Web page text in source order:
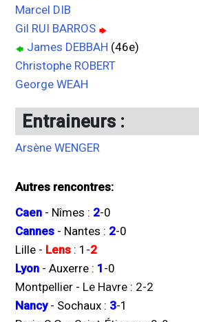
Marcel DIB
Gil RUI BARROS
James DEBBAH (46e)
Christophe ROBERT
George WEAH
Entraineurs :
Arsène WENGER
Autres rencontres:
Caen - Nîmes : 2-0
Cannes - Nantes : 2-0
Lille - Lens : 1 -2
Lyon - Auxerre : 1 -0
Montpellier - Le Havre : 2-2
Nancy- Sochaux : 3-1